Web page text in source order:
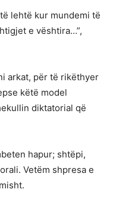
lehtë kur mundemi të
e vështira…”,
arkat, për të rikëthyer
këtë model
diktatorial që
hapur; shtëpi,
Vetëm shpresa e